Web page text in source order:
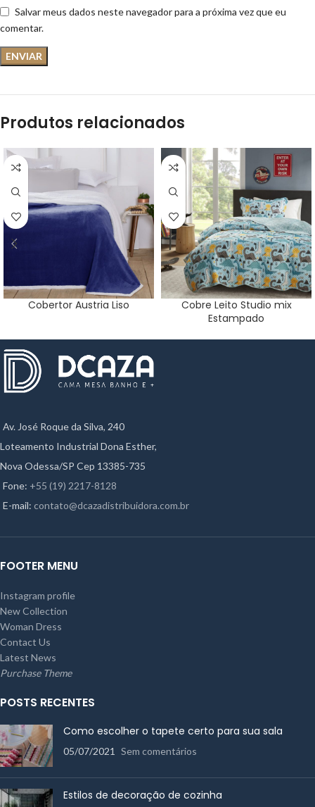
Salvar meus dados neste navegador para a próxima vez que eu
comentar.
Produtos relacionados
Cobertor Austria Liso
Cobre Leito Studio mix
Estampado
Av. José Roque da Silva, 240
Loteamento Industrial Dona Esther,
Nova Odessa/SP Cep 13385-735
Fone: +55 (19) 2217-8128
E-mail: contato@dcazadistribuidora.com.br
FOOTER MENU
Instagram profile
New Collection
Woman Dress
Contact Us
Latest News
Purchase Theme
POSTS RECENTES
Como escolher o tapete certo para sua sala
05/07/2021 Sem comentários
Estilos de decoração de cozinha